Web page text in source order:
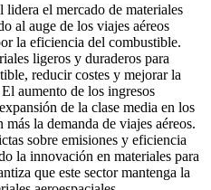
el mercado de materiales
al auge de los viajes aéreos
la eficiencia del combustible.
ligeros y duraderos para
reducir costes y mejorar la
aumento de los ingresos
de la clase media en los
la demanda de viajes aéreos.
sobre emisiones y eficiencia
la innovación en materiales para
que este sector mantenga la